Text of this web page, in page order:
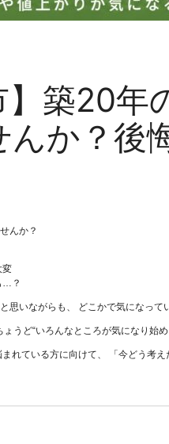
】築20
んか？後
んか？
変
…？
思いながらも、 どこかで気になっ
うど“いろんなところが気になり始
れている方に向けて、 「今どう考